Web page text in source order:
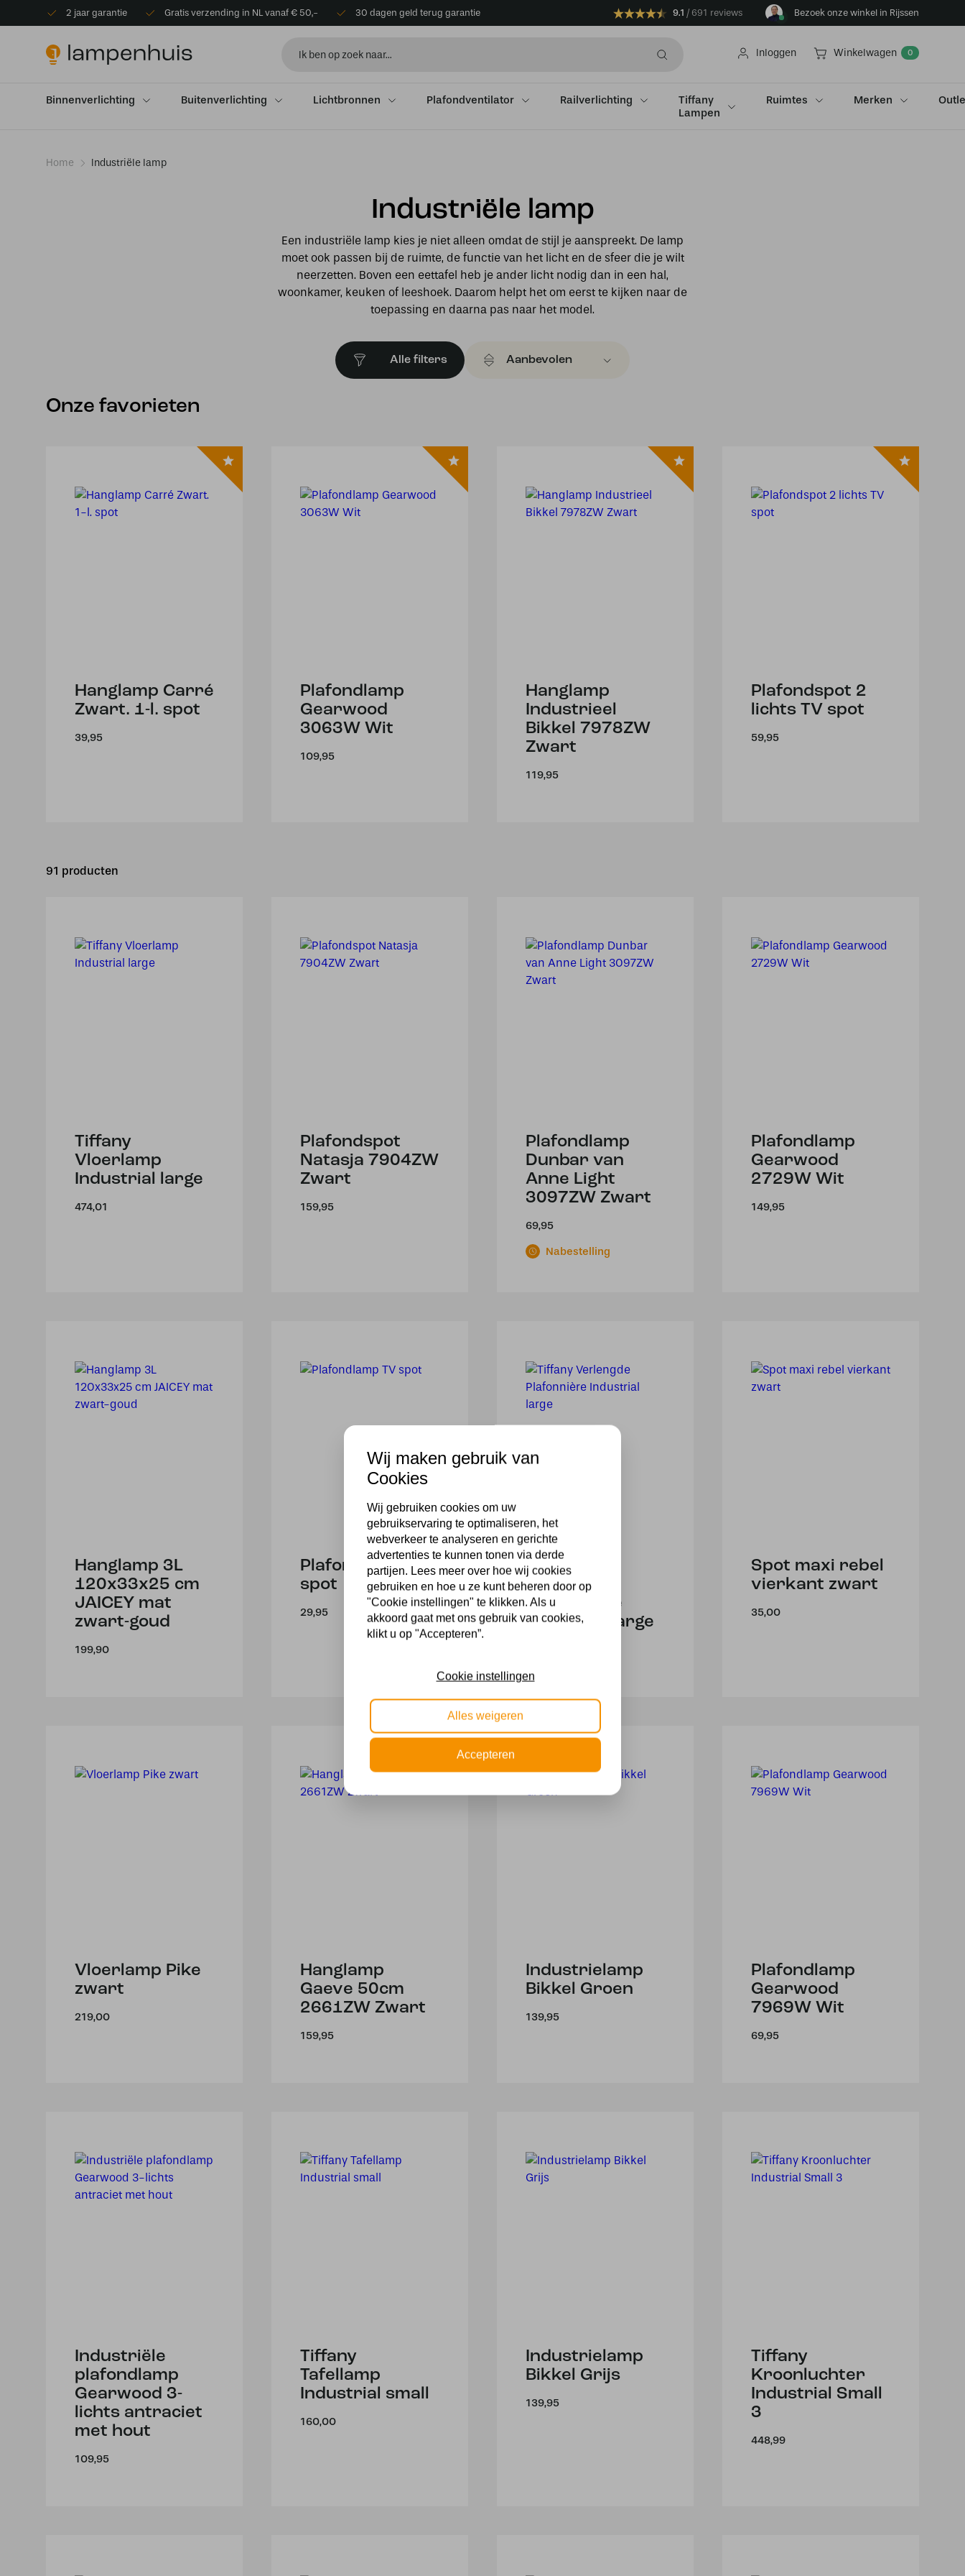
2 jaar garantie Gratis verzending in NL vanaf € 50,- 30 dagen geld terug garantie 9.1 691 reviews Bezoek onze winkel in Rijssen
Inloggen Winkelwagen 0
Binnenverlichting Buitenverlichting Lichtbronnen Plafondventilator Railverlichting
Tiffany
Lampen
Ruimtes Merken
Home Industriële lamp
Industriële lamp
Een industriële lamp kies je niet alleen omdat de stijl je aanspreekt. De lamp
moet ook passen bij de ruimte, de functie van het licht en de sfeer die je wilt
neerzetten. Boven een eettafel heb je ander licht nodig dan in een hal,
woonkamer, keuken of leeshoek. Daarom helpt het om eerst te kijken naar de
toepassing en daarna pas naar het model.
Alle filters
Onze favorieten
Hanglamp Carré
Zwart. 1-l. spot
39,95
Plafondlamp
Gearwood
3063W Wit
109,95
Hanglamp
Industrieel
Bikkel 7978ZW
Zwart
119,95
Plafondspot 2
lichts TV spot
59,95
91 producten
Tiffany
Vloerlamp
Industrial large
474,01
Plafondspot
Natasja 7904ZW
Zwart
159,95
Plafondlamp
Dunbar van
Anne Light
3097ZW Zwart
69,95
Nabestelling
Plafondlamp
Gearwood
2729W Wit
149,95
Hanglamp 3L
120x33x25 cm
JAICEY mat
zwart-goud
199,90
Plafondlamp TV
spot
29,95
Tiffany
Verlengde
Plafonnière
Industrial large
Spot maxi rebel
vierkant zwart
35,00
Vloerlamp Pike
zwart
219,00
Hanglamp
Gaeve 50cm
2661ZW Zwart
159,95
Industrielamp
Bikkel Groen
139,95
Plafondlamp
Gearwood
7969W Wit
69,95
Industriële
plafondlamp
Gearwood 3-
lichts antraciet
met hout
109,95
Tiffany
Tafellamp
Industrial small
160,00
Industrielamp
Bikkel Grijs
139,95
Tiffany
Kroonluchter
Industrial Small
3
448,99
Wij maken gebruik van
Cookies
Wij gebruiken cookies om uw
gebruikservaring te optimaliseren, het
webverkeer te analyseren en gerichte
advertenties te kunnen tonen via derde
partijen. Lees meer over hoe wij cookies
gebruiken en hoe u ze kunt beheren door op
"Cookie instellingen" te klikken. Als u
akkoord gaat met ons gebruik van cookies,
klikt u op "Accepteren”.
Cookie instellingen
Alles weigeren
Accepteren